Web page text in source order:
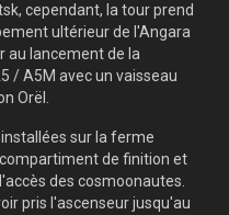
cependant, la tour prend
ultérieur de l'Angara
au lancement de la
/ A5M avec un vaisseau
Orël.
sur la ferme
de finition et
des cosmoonautes.
pris l'ascenseur jusqu'au